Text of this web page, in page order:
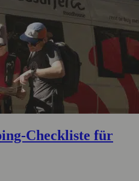
Checkliste für